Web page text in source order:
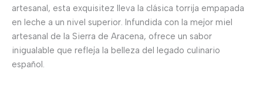
artesanal, esta exquisitez lleva la clásica torrija empapada
en leche a un nivel superior. Infundida con la mejor miel
artesanal de la Sierra de Aracena, ofrece un sabor
inigualable que refleja la belleza del legado culinario
español.